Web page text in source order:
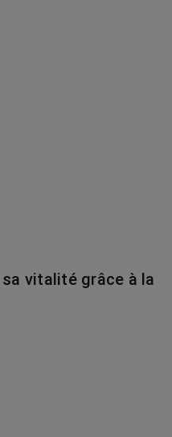
vitalité grâce à la